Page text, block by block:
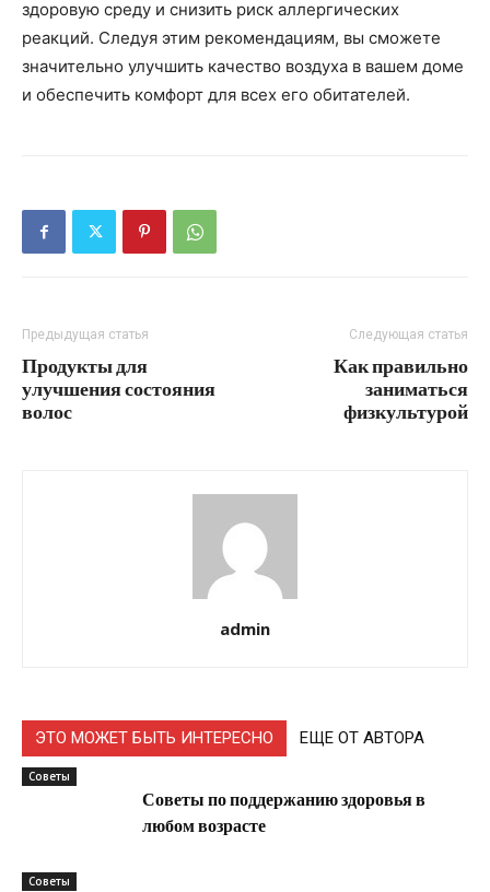
здоровую среду и снизить риск аллергических
реакций. Следуя этим рекомендациям, вы сможете
значительно улучшить качество воздуха в вашем доме
и обеспечить комфорт для всех его обитателей.
Предыдущая статья
Продукты для
улучшения состояния
волос
Следующая статья
Как правильно
заниматься
физкультурой
admin
ЭТО МОЖЕТ БЫТЬ ИНТЕРЕСНО ЕЩЕ ОТ АВТОРА
Советы
Советы по поддержанию здоровья в
любом возрасте
Советы